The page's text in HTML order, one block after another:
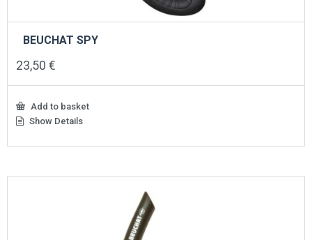
BEUCHAT SPY
23,50 €
Add to basket
Show Details